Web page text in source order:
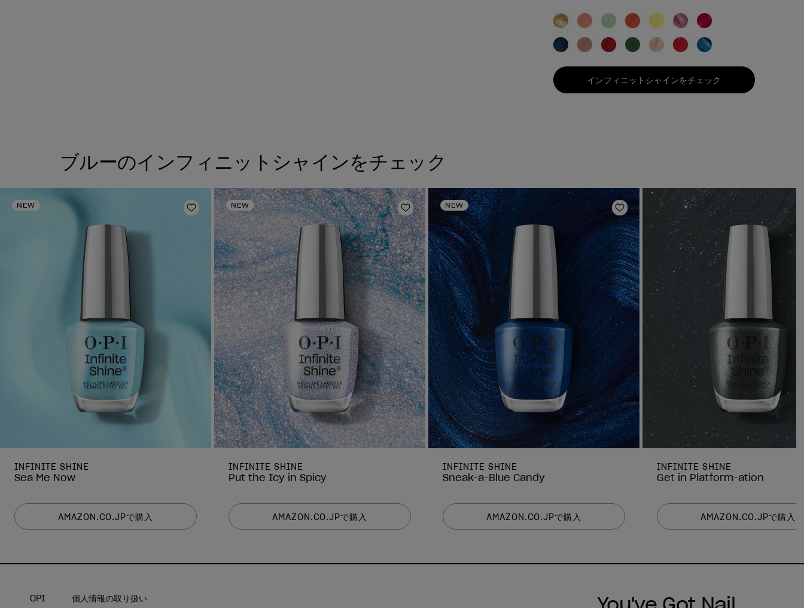
インフィニットシャインをチェック
ブルーのインフィニットシャインをチェック
NEW
ほしいものリストに追加
INFINITE SHINE
Sea Me Now
AMAZON.CO.JPで購入
NEW
ほしいものリストに追加
INFINITE SHINE
Put the Icy in Spicy
AMAZON.CO.JPで購入
NEW
ほしいものリストに追加
INFINITE SHINE
Sneak-a-Blue Candy
AMAZON.CO.JPで購入
INFINITE SHINE
Get in Platform-ation
AMAZON.CO.JPで購入
OPI 個人情報の取り扱い